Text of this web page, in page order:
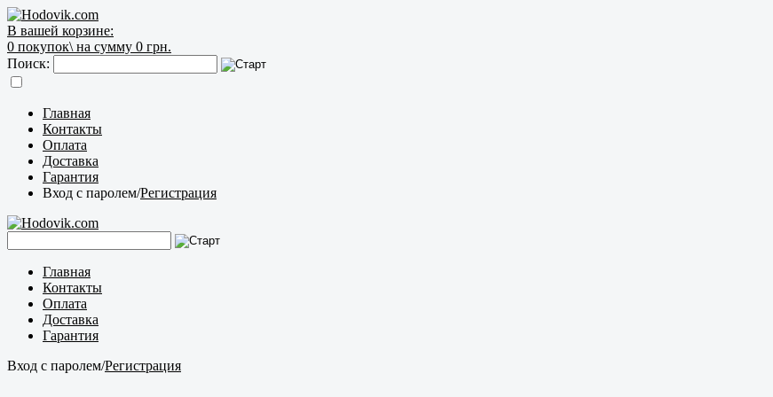
В вашей корзине:
0 покупок\ на сумму 0 грн.
Поиск:
Главная
Контакты
Оплата
Доставка
Гарантия
Вход с паролем/Регистрация
Главная
Контакты
Оплата
Доставка
Гарантия
Вход с паролем/Регистрация